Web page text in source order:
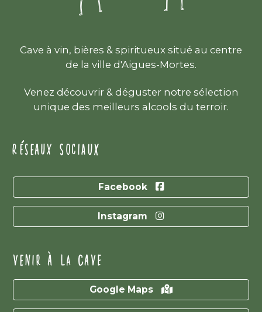
Cave à vin, bières & spiritueux situé au centre
de la ville d'Aigues-Mortes.
Venez découvrir & déguster notre sélection
unique des meilleurs alcools du terroir.
RÉSEAUX SOCIAUX
Facebook
Instagram
VENIR À LA CAVE
Google Maps